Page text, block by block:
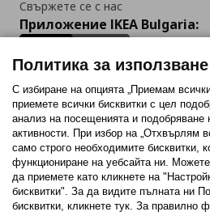
Свържете се с нас
Приложение IKEA Bulgaria:
Последвайте ни:
FacebookTwitterYoutubePinterest
Политика за
С избиране на опцията „Приемам
приемете всички бисквитки с цел
анализ на посещенията и подобряване
активности. При избор на „Отхвърлям
само строго необходимитe бисквитки,
функциониране на уебсайта ни. Можете
да приемете като кликнете на
бисквитки". За да видите пълната ни
бисквитки, кликнете тук. За правилно